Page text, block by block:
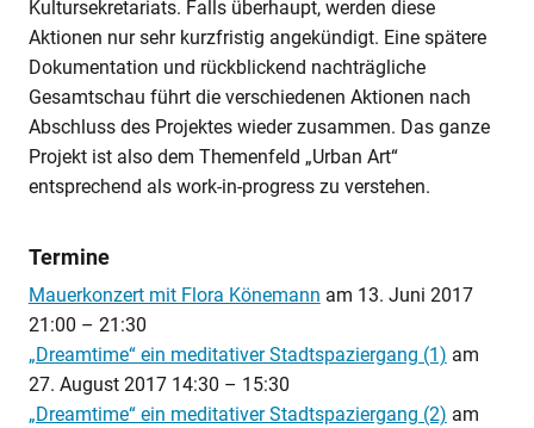
Kultursekretariats. Falls überhaupt, werden diese
Aktionen nur sehr kurzfristig angekündigt. Eine spätere
Dokumentation und rückblickend nachträgliche
Gesamtschau führt die verschiedenen Aktionen nach
Abschluss des Projektes wieder zusammen. Das ganze
Projekt ist also dem Themenfeld „Urban Art“
entsprechend als work-in-progress zu verstehen.
Termine
Mauerkonzert mit Flora Könemann am 13. Juni 2017
21:00 – 21:30
„Dreamtime“ ein meditativer Stadtspaziergang (1) am
27. August 2017 14:30 – 15:30
„Dreamtime“ ein meditativer Stadtspaziergang (2) am